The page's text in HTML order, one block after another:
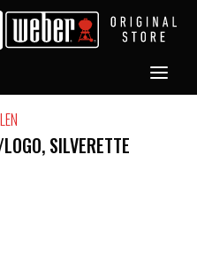
SILVERETTE